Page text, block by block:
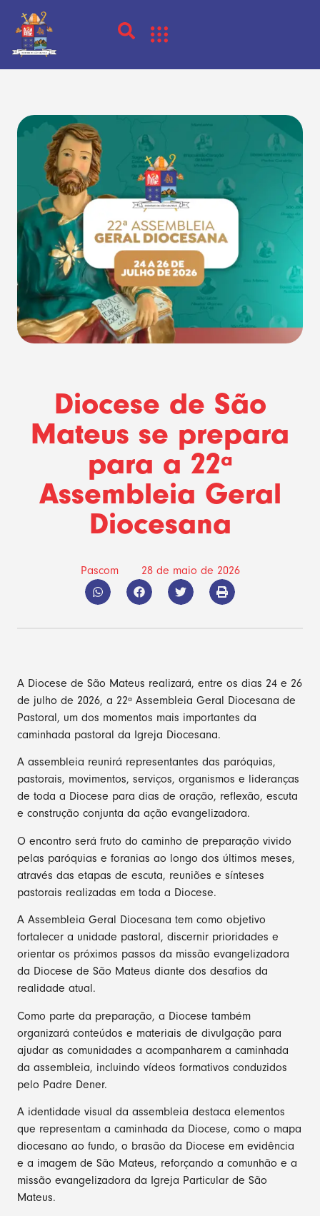
Diocese de São
Mateus se prepara
para a 22ª
Assembleia Geral
Diocesana
Pascom 28 de maio de 2026
A Diocese de São Mateus realizará, entre os dias 24 e 26
de julho de 2026, a 22ª Assembleia Geral Diocesana de
Pastoral, um dos momentos mais importantes da
caminhada pastoral da Igreja Diocesana.
A assembleia reunirá representantes das paróquias,
pastorais, movimentos, serviços, organismos e lideranças
de toda a Diocese para dias de oração, reflexão, escuta
e construção conjunta da ação evangelizadora.
O encontro será fruto do caminho de preparação vivido
pelas paróquias e foranias ao longo dos últimos meses,
através das etapas de escuta, reuniões e sínteses
pastorais realizadas em toda a Diocese.
A Assembleia Geral Diocesana tem como objetivo
fortalecer a unidade pastoral, discernir prioridades e
orientar os próximos passos da missão evangelizadora
da Diocese de São Mateus diante dos desafios da
realidade atual.
Como parte da preparação, a Diocese também
organizará conteúdos e materiais de divulgação para
ajudar as comunidades a acompanharem a caminhada
da assembleia, incluindo vídeos formativos conduzidos
pelo Padre Dener.
A identidade visual da assembleia destaca elementos
que representam a caminhada da Diocese, como o mapa
diocesano ao fundo, o brasão da Diocese em evidência
e a imagem de São Mateus, reforçando a comunhão e a
missão evangelizadora da Igreja Particular de São
Mateus.